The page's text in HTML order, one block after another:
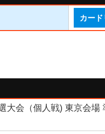
カード
大会（個人戦) 東京会場